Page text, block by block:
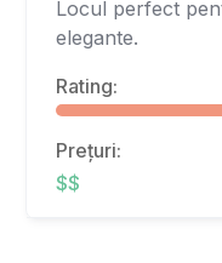
Locul perfect
elegante.
Rating:
Prețuri:
$$